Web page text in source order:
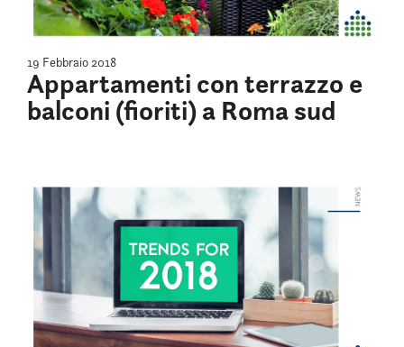
19 Febbraio 2018
Appartamenti con terrazzo e
balconi (fioriti) a Roma sud